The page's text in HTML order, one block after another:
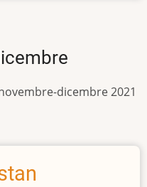
dicembre 2021